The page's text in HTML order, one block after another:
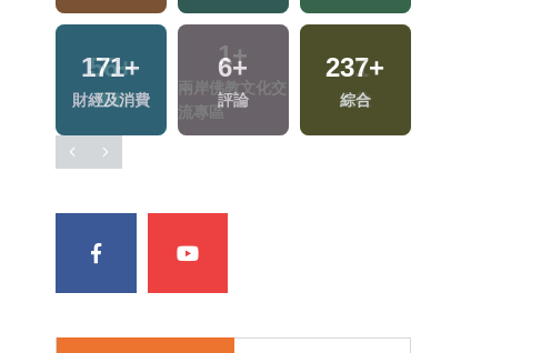
171+
財經及消費
6+
評論
237+
綜合